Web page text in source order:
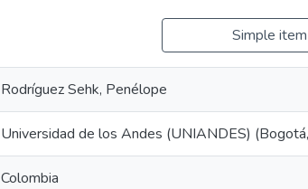
Simple
Rodríguez Sehk, Penélope
Universidad de los Andes (UNIANDES)
Colombia